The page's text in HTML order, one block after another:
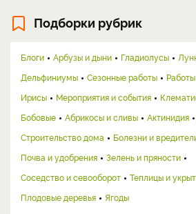
Подборки рубрик
Блоги Арбузы и дыни Гладиолусы
Дельфиниумы
Сезонные работы
Ирисы
Мероприятия и события
Бобовые
Абрикосы и сливы Актинидия
Строительство дома
Болезни и
Почва и удобрения
Зелень и пряности
Соседство и севооборот
Теплицы и
Плодовые деревья
Ягоды